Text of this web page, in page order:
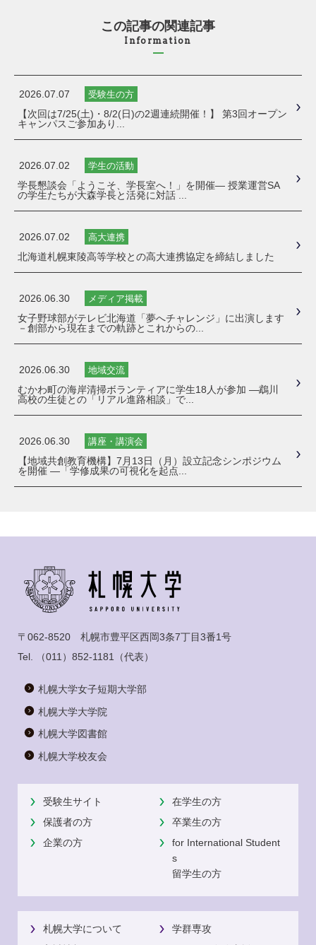
この記事の関連記事
Information
2026.07.07 受験生の方
【次回は7/25(土)・8/2(日)の2週連続開催！】 第3回オープン
キャンパスご参加あり...
2026.07.02 学生の活動
学長懇談会「ようこそ、学長室へ！」を開催― 授業運営SA
の学生たちが大森学長と活発に対話 ...
2026.07.02 高大連携
北海道札幌東陵高等学校との高大連携協定を締結しました
2026.06.30 メディア掲載
女子野球部がテレビ北海道「夢へチャレンジ」に出演します
－創部から現在までの軌跡とこれからの...
2026.06.30 地域交流
むかわ町の海岸清掃ボランティアに学生18人が参加 ―鵡川
高校の生徒との「リアル進路相談」で...
2026.06.30 講座・講演会
【地域共創教育機構】7月13日（月）設立記念シンポジウム
を開催 ―「学修成果の可視化を起点...
〒062-8520 札幌市豊平区西岡3条7丁目3番1号
Tel.
（011）852-1181 （代表）
札幌大学女子短期大学部
札幌大学大学院
札幌大学図書館
札幌大学校友会
受験生サイト
在学生の方
保護者の方
卒業生の方
企業の方
for International Student
s
留学生の方
札幌大学について
学群専攻